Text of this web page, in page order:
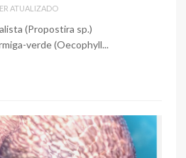
ATUALIZADO
(Propostira sp.)
verde (Oecophyll...